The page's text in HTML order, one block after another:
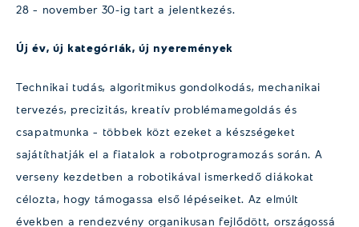
28 – november 30-ig tart a jelentkezés.
Új év, új kategóriák, új nyeremények
Technikai tudás, algoritmikus gondolkodás, mechanikai
tervezés, precizitás, kreatív problémamegoldás és
csapatmunka – többek közt ezeket a készségeket
sajátíthatják el a fiatalok a robotprogramozás során. A
verseny kezdetben a robotikával ismerkedő diákokat
célozta, hogy támogassa első lépéseiket. Az elmúlt
években a rendezvény organikusan fejlődött, országossá